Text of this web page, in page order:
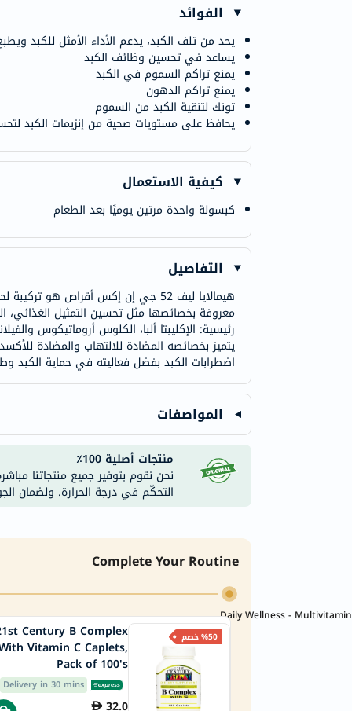
الفوائد
يحد من تلف الكبد، يدعم الأداء الأمثل للكبد
يساعد في تحسين وظائف الكبد
يمنع تراكم السموم في الكبد
يمنع تراكم الدهون
تونك لتنقية الكبد من السموم
يحافظ على مستويات صحية من إنزيمات الكبد
كيفية الاستعمال
كبسولة واحدة مرتين يوميًا بعد الطعام
التفاصيل
رئيسية: الإكليبتا ألبا، الكلوس أروماتيكوس
يتميز بخصائصه المضادة للالتهاب والمضادة
اضطرابات الكبد بفضل فعاليته في حماية الكبد
المواصفات
منتجات أصلية 100٪
نحن نقوم بتوفير جميع منتجاتنا
التحكّم في درجة الحرارة. ولضمان
Complete Your Routine
Daily Wellness - Multivitamin
%50 خصم
Vitamin C Caplets,
Pack of 100's
Delivery in 30 mins
32.0